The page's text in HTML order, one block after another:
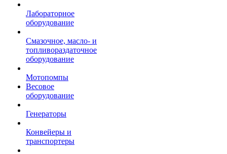
Лабораторное
оборудование
Смазочное, масло- и
топливораздаточное
оборудование
Мотопомпы
Весовое
оборудование
Генераторы
Конвейеры и
транспортеры